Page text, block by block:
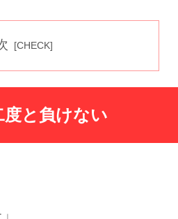
と負けない